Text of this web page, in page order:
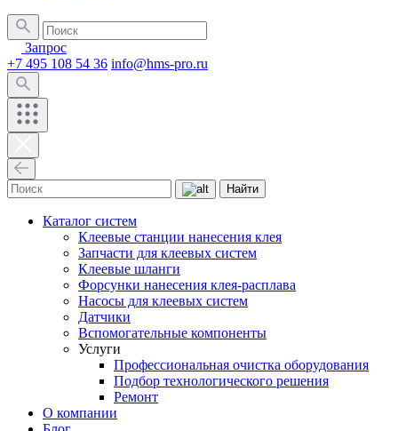
Запрос
+7 495 108 54 36 info@hms-pro.ru
Найти
Каталог систем
Клеевые станции нанесения клея
Запчасти для клеевых систем
Клеевые шланги
Форсунки нанесения клея-расплава
Насосы для клеевых систем
Датчики
Вспомогательные компоненты
Услуги
Профессиональная очистка оборудования
Подбор технологического решения
Ремонт
О компании